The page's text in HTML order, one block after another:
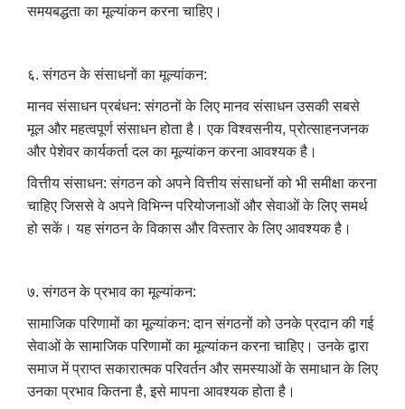
समयबद्धता का मूल्यांकन करना चाहिए।
६. संगठन के संसाधनों का मूल्यांकन:
मानव संसाधन प्रबंधन: संगठनों के लिए मानव संसाधन उसकी सबसे
मूल और महत्वपूर्ण संसाधन होता है। एक विश्वसनीय, प्रोत्साहनजनक
और पेशेवर कार्यकर्ता दल का मूल्यांकन करना आवश्यक है।
वित्तीय संसाधन: संगठन को अपने वित्तीय संसाधनों को भी समीक्षा करना
चाहिए जिससे वे अपने विभिन्न परियोजनाओं और सेवाओं के लिए समर्थ
हो सकें। यह संगठन के विकास और विस्तार के लिए आवश्यक है।
७. संगठन के प्रभाव का मूल्यांकन:
सामाजिक परिणामों का मूल्यांकन: दान संगठनों को उनके प्रदान की गई
सेवाओं के सामाजिक परिणामों का मूल्यांकन करना चाहिए। उनके द्वारा
समाज में प्राप्त सकारात्मक परिवर्तन और समस्याओं के समाधान के लिए
उनका प्रभाव कितना है, इसे मापना आवश्यक होता है।